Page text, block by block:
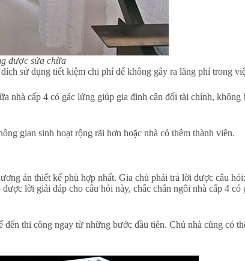
được sửa chữa
sử dụng tiết kiệm chi phí để không gây ra lãng phí trong
nhà cấp 4 có gác lửng giúp gia đình cân đối tài chính,
gian sinh hoạt rộng rãi hơn hoặc nhà có thêm thành viên.
án thiết kế phù hợp nhất. Gia chủ phải trả lời được câu
lời giải đáp cho câu hỏi này, chắc chắn ngôi nhà cấp 4 có
thi công ngay từ những bước đầu tiên. Chủ nhà cũng có